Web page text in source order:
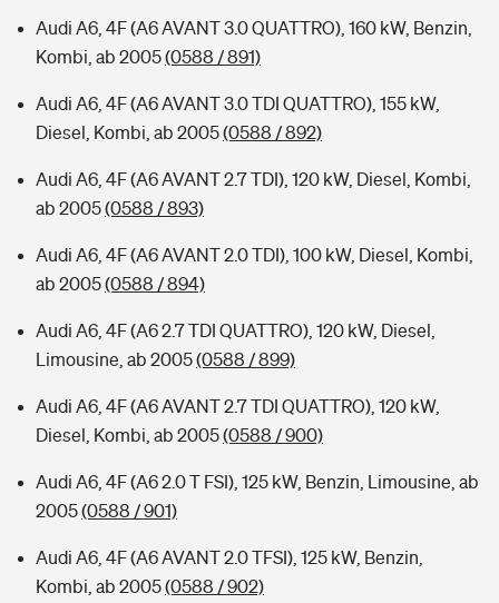
Audi A6, 4F (A6 AVANT 3.0 QUATTRO), 160 kW, Benzin,
Kombi, ab 2005(0588 / 891)
Audi A6, 4F (A6 AVANT 3.0 TDI QUATTRO), 155 kW,
Diesel, Kombi, ab 2005(0588 / 892)
Audi A6, 4F (A6 AVANT 2.7 TDI), 120 kW, Diesel, Kombi,
ab 2005(0588 / 893)
Audi A6, 4F (A6 AVANT 2.0 TDI), 100 kW, Diesel, Kombi,
ab 2005(0588 / 894)
Audi A6, 4F (A6 2.7 TDI QUATTRO), 120 kW, Diesel,
Limousine, ab 2005(0588 / 899)
Audi A6, 4F (A6 AVANT 2.7 TDI QUATTRO), 120 kW,
Diesel, Kombi, ab 2005(0588 / 900)
Audi A6, 4F (A6 2.0 T FSI), 125 kW, Benzin, Limousine, ab
2005(0588 / 901)
Audi A6, 4F (A6 AVANT 2.0 TFSI), 125 kW, Benzin,
Kombi, ab 2005(0588 / 902)